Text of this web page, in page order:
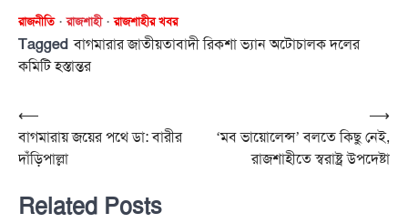
রাজনীতি রাজশাহী রাজশাহীর খবর
Taggedবাগমারার জাতীয়তাবাদী রিকশা ভ্যান অটোচালক দলের
কমিটি হস্তান্তর
Post
navigation
⟵
বাগমারায় জয়ের পথে ডা: বারীর
দাঁড়িপাল্লা
‘মব ভায়োলেন্স’ বলতে কিছু নেই,
রাজশাহীতে স্বরাষ্ট্র উপদেষ্টা
⟶
Related Posts